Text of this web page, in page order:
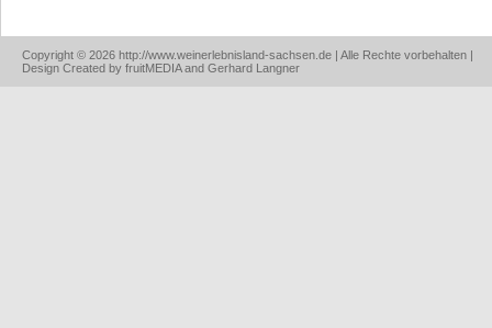
Copyright © 2026 http://www.weinerlebnisland-sachsen.de | Alle Rechte vorbehalten |
Design Created by fruitMEDIA and Gerhard Langner